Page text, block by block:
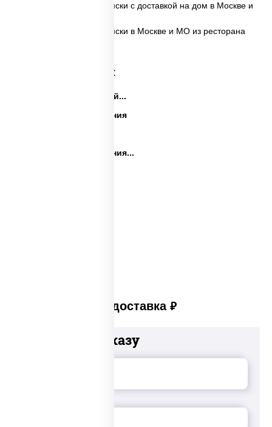
✅ Картофель по-деревенски с доставкой на дом в Москве и
✅ Картофель по-деревенски в Москве и МО из ресторана
Категории товара:
Закуски на праздничный...
Закуски на день рождения
Закуски на день рождения...
Платная доставка руб
Добавьте к заказу